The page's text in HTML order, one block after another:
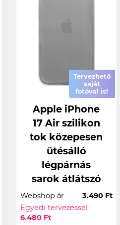
Tervezhető
saját
fotóval is!
Apple iPhone
17 Air szilikon
tok közepesen
ütésálló
légpárnás
sarok átlátszó
Webshop ár
3.490 Ft
Egyedi tervezéssel
6.480 Ft